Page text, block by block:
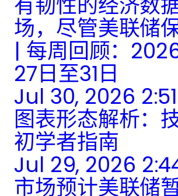
场，尽管美联储
| 每周回顾：
27日至31日
Jul 30, 2026
图表形态解析：
初学者指南
Jul 29, 2026
市场预计美联储